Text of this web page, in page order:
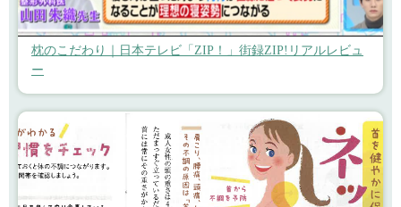
枕のこだわり｜日本テレビ「ZIP！」街録ZIP!リアルレビュ
ー